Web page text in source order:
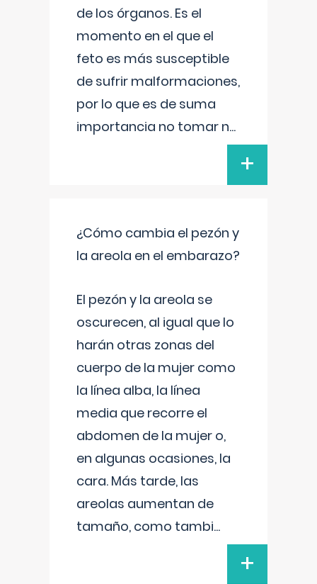
de los órganos. Es el
momento en el que el
feto es más susceptible
de sufrir malformaciones,
por lo que es de suma
importancia no tomar n...
+
¿Cómo cambia el pezón y
la areola en el embarazo?
El pezón y la areola se
oscurecen, al igual que lo
harán otras zonas del
cuerpo de la mujer como
la línea alba, la línea
media que recorre el
abdomen de la mujer o,
en algunas ocasiones, la
cara. Más tarde, las
areolas aumentan de
tamaño, como tambi...
+